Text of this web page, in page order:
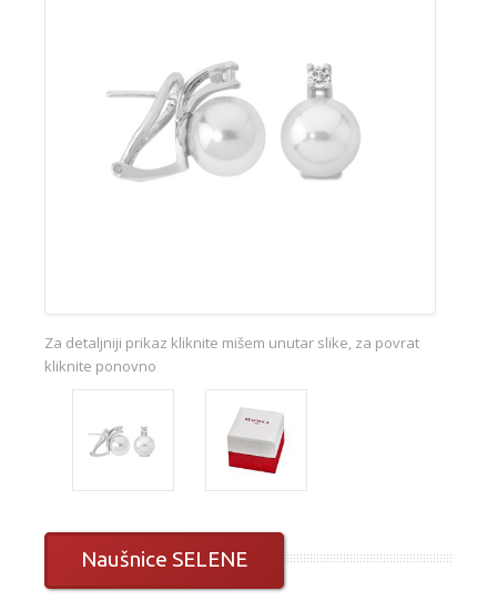
Za detaljniji prikaz kliknite mišem unutar slike, za povrat
kliknite ponovno
Naušnice SELENE